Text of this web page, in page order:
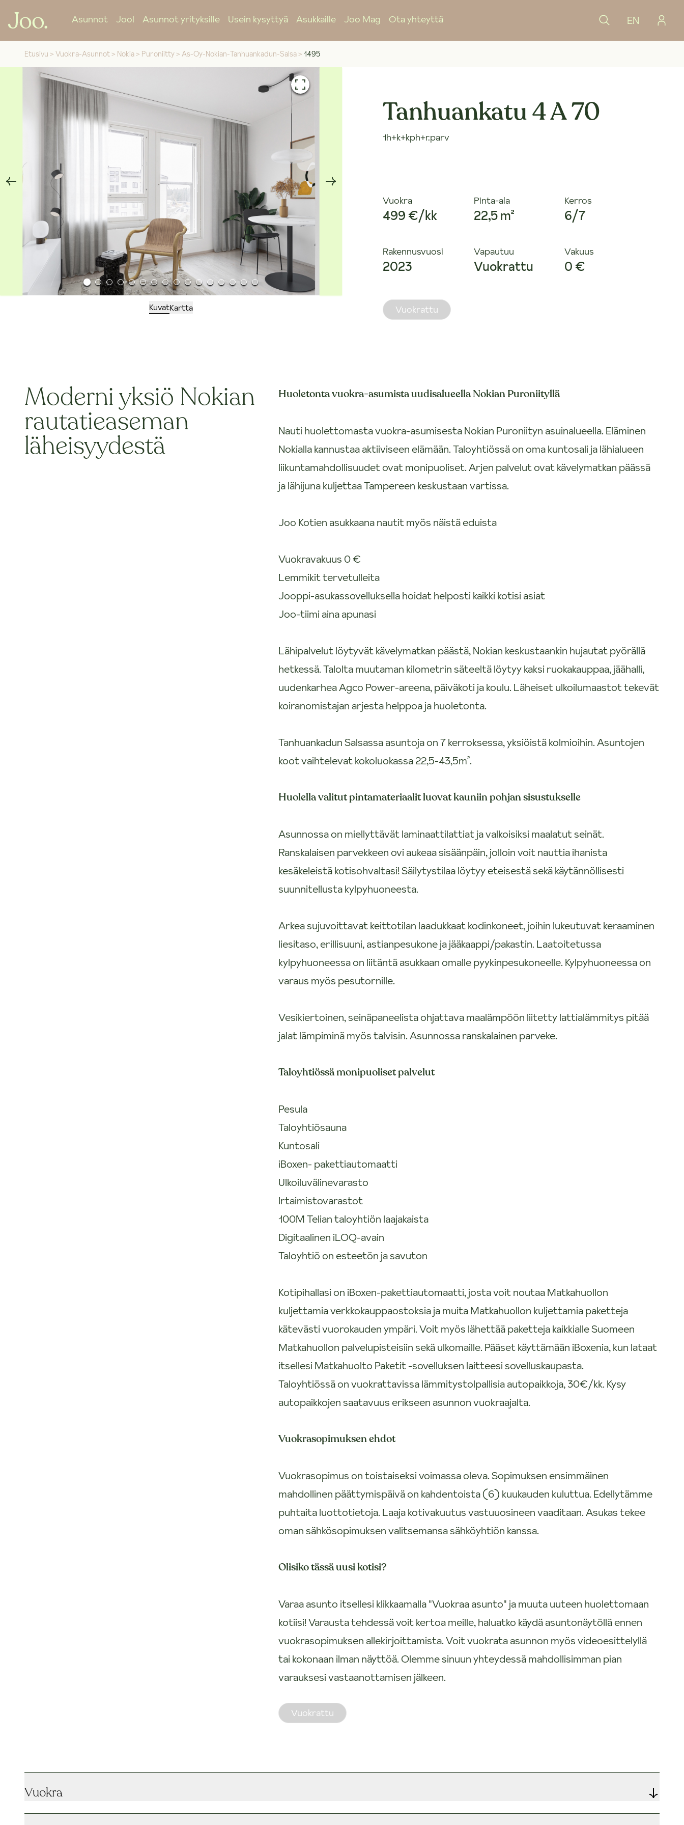
Asunnot Joo! Asunnot yrityksille Usein kysyttyä Asukkaille Joo Mag Ota yhteyttä EN
Etusivu > Vuokra-Asunnot > Nokia > Puroniitty > As-Oy-Nokian-Tanhuankadun-Salsa > 1495
KuvatKartta
Tanhuankatu 4 A 70
1h+k+kph+r.parv
Vuokra
499 €/kk
Pinta-ala
22,5 m²
Kerros
6/7
Rakennusvuosi
2023
Vapautuu
Vuokrattu
Vakuus
0 €
Vuokrattu
Moderni yksiö Nokian
rautatieaseman
läheisyydestä
Huoletonta vuokra-asumista uudisalueella Nokian Puroniityllä
Nauti huolettomasta vuokra-asumisesta Nokian Puroniityn asuinalueella. Eläminen
Nokialla kannustaa aktiiviseen elämään. Taloyhtiössä on oma kuntosali ja lähialueen
liikuntamahdollisuudet ovat monipuoliset. Arjen palvelut ovat kävelymatkan päässä
ja lähijuna kuljettaa Tampereen keskustaan vartissa.
Joo Kotien asukkaana nautit myös näistä eduista
Vuokravakuus 0 €
Lemmikit tervetulleita
Jooppi-asukassovelluksella hoidat helposti kaikki kotisi asiat
Joo-tiimi aina apunasi
Lähipalvelut löytyvät kävelymatkan päästä, Nokian keskustaankin hujautat pyörällä
hetkessä. Talolta muutaman kilometrin säteeltä löytyy kaksi ruokakauppaa, jäähalli,
uudenkarhea Agco Power-areena, päiväkoti ja koulu. Läheiset ulkoilumaastot tekevät
koiranomistajan arjesta helppoa ja huoletonta.
Tanhuankadun Salsassa asuntoja on 7 kerroksessa, yksiöistä kolmioihin. Asuntojen
koot vaihtelevat kokoluokassa 22,5-43,5m².
Huolella valitut pintamateriaalit luovat kauniin pohjan sisustukselle
Asunnossa on miellyttävät laminaattilattiat ja valkoisiksi maalatut seinät.
Ranskalaisen parvekkeen ovi aukeaa sisäänpäin, jolloin voit nauttia ihanista
kesäkeleistä kotisohvaltasi! Säilytystilaa löytyy eteisestä sekä käytännöllisesti
suunnitellusta kylpyhuoneesta.
Arkea sujuvoittavat keittotilan laadukkaat kodinkoneet, joihin lukeutuvat keraaminen
liesitaso, erillisuuni, astianpesukone ja jääkaappi/pakastin. Laatoitetussa
kylpyhuoneessa on liitäntä asukkaan omalle pyykinpesukoneelle. Kylpyhuoneessa on
varaus myös pesutornille.
Vesikiertoinen, seinäpaneelista ohjattava maalämpöön liitetty lattialämmitys pitää
jalat lämpiminä myös talvisin. Asunnossa ranskalainen parveke.
Taloyhtiössä monipuoliset palvelut
Pesula
Taloyhtiösauna
Kuntosali
iBoxen- pakettiautomaatti
Ulkoiluvälinevarasto
Irtaimistovarastot
100M Telian taloyhtiön laajakaista
Digitaalinen iLOQ-avain
Taloyhtiö on esteetön ja savuton
Kotipihallasi on iBoxen-pakettiautomaatti, josta voit noutaa Matkahuollon
kuljettamia verkkokauppaostoksia ja muita Matkahuollon kuljettamia paketteja
kätevästi vuorokauden ympäri. Voit myös lähettää paketteja kaikkialle Suomeen
Matkahuollon palvelupisteisiin sekä ulkomaille. Pääset käyttämään iBoxenia, kun lataat
itsellesi Matkahuolto Paketit -sovelluksen laitteesi sovelluskaupasta.
Taloyhtiössä on vuokrattavissa lämmitystolpallisia autopaikkoja, 30€/kk. Kysy
autopaikkojen saatavuus erikseen asunnon vuokraajalta.
Vuokrasopimuksen ehdot
Vuokrasopimus on toistaiseksi voimassa oleva. Sopimuksen ensimmäinen
mahdollinen päättymispäivä on kahdentoista (6) kuukauden kuluttua. Edellytämme
puhtaita luottotietoja. Laaja kotivakuutus vastuuosineen vaaditaan. Asukas tekee
oman sähkösopimuksen valitsemansa sähköyhtiön kanssa.
Olisiko tässä uusi kotisi?
Varaa asunto itsellesi klikkaamalla "Vuokraa asunto" ja muuta uuteen huolettomaan
kotiisi! Varausta tehdessä voit kertoa meille, haluatko käydä asuntonäytöllä ennen
vuokrasopimuksen allekirjoittamista. Voit vuokrata asunnon myös videoesittelyllä
tai kokonaan ilman näyttöä. Olemme sinuun yhteydessä mahdollisimman pian
varauksesi vastaanottamisen jälkeen.
Vuokrattu
Vuokra